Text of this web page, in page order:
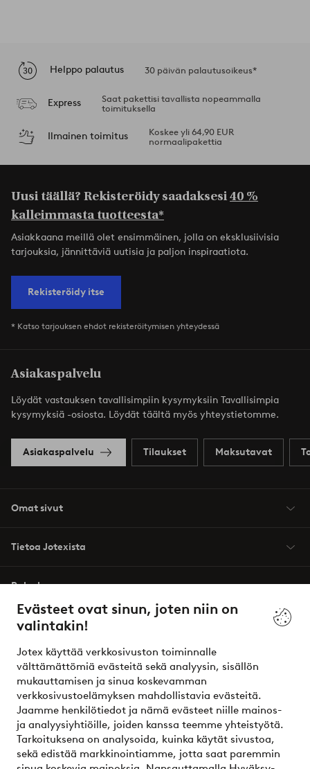
Evästeet ovat sinun, joten niin on
valintakin!
Jotex käyttää verkkosivuston toiminnalle
välttämättömiä evästeitä sekä analyysin, sisällön
mukauttamisen ja sinua koskevamman
verkkosivustoelämyksen mahdollistavia evästeitä.
Jaamme henkilötiedot ja nämä evästeet niille mainos-
ja analyysiyhtiöille, joiden kanssa teemme yhteistyötä.
Tarkoituksena on analysoida, kuinka käytät sivustoa,
sekä edistää markkinointiamme, jotta saat paremmin
Helppo palautus 30 päivän palautusoikeus*
Express
Saat pakettisi tavallista nopeammalla
toimituksella
Ilmainen toimitus
Koskee yli 64,90 EUR
normaalipakettia
Uusi täällä? Rekisteröidy saadaksesi40 %
kalleimmasta tuotteesta*
Asiakkaana meillä olet ensimmäinen, jolla on eksklusiivisia
tarjouksia, jännittäviä uutisia ja paljon inspiraatiota.
Rekisteröidy itse
* Katso tarjouksen ehdot rekisteröitymisen yhteydessä
Asiakaspalvelu
Löydät vastauksen tavallisimpiin kysymyksiin Tavallisimpia
kysymyksiä -osiosta. Löydät täältä myös yhteystietomme.
Asiakaspalvelu Tilaukset Maksutavat
Omat sivut
Tietoa Jotexista
Palvelumme
Ehdot
Ystävät
Turvalliset maksut – maksa nyt tai erissä
Haluatko tietää lisää maksuvaihtoehdoistamme?
elpy